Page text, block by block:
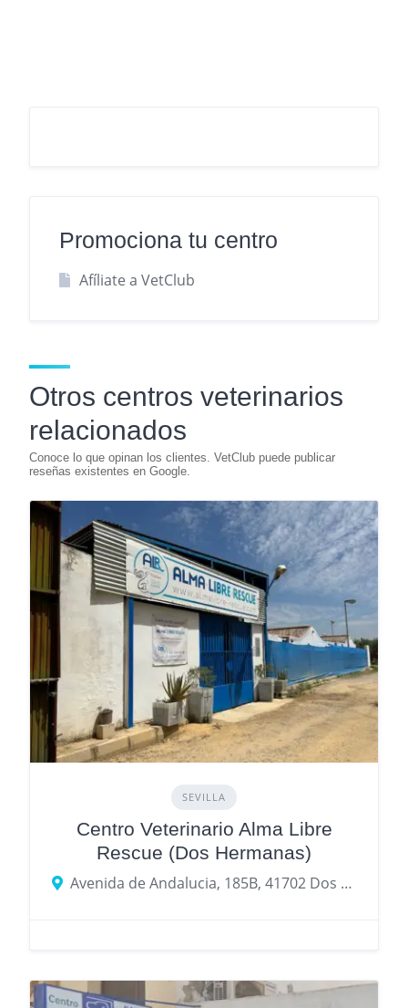
Promociona tu centro
Afíliate a VetClub
Otros centros veterinarios
relacionados
SEVILLA
Centro Veterinario Alma Libre
Rescue (Dos Hermanas)
Avenida de Andalucia, 185B, 41702 Dos Hermanas, Seville, Spain